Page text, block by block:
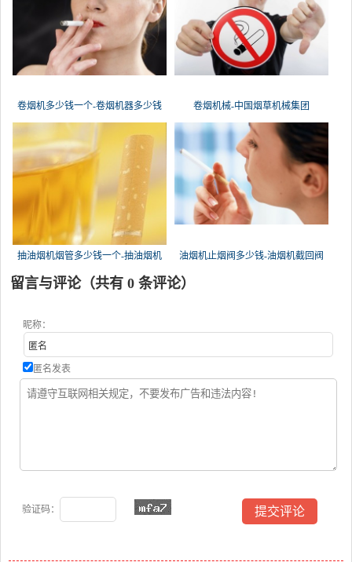
卷烟机多少钱一个-卷烟机器多少钱 卷烟机械-中国烟草机械集团
抽油烟机烟管多少钱一个-抽油烟机 油烟机止烟阀多少钱-油烟机截回阀
留言与评论（共有 0 条评论）
昵称：
匿名发表
验证码：